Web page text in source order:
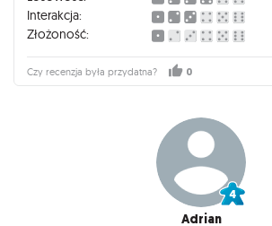
poprawy gry.
Interakcja:
Złożoność:
Czy recenzja była przydatna? 0
Adrian